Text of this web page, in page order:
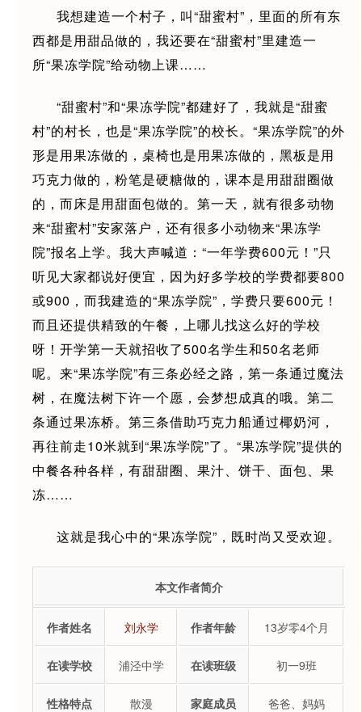
我想建造一个村子，叫“甜蜜村”，里面的所有东
西都是用甜品做的，我还要在“甜蜜村”里建造一
所“果冻学院”给动物上课……
“甜蜜村”和“果冻学院”都建好了，我就是“甜蜜
村”的村长，也是“果冻学院”的校长。“果冻学院”的外
形是用果冻做的，桌椅也是用果冻做的，黑板是用
巧克力做的，粉笔是硬糖做的，课本是用甜甜圈做
的，而床是用甜面包做的。第一天，就有很多动物
来“甜蜜村”安家落户，还有很多小动物来“果冻学
院”报名上学。我大声喊道：“一年学费600元！”只
听见大家都说好便宜，因为好多学校的学费都要800
或900，而我建造的“果冻学院”，学费只要600元！
而且还提供精致的午餐，上哪儿找这么好的学校
呀！开学第一天就招收了500名学生和50名老师
呢。来“果冻学院”有三条必经之路，第一条通过魔法
树，在魔法树下许一个愿，会梦想成真的哦。第二
条通过果冻桥。第三条借助巧克力船通过椰奶河，
再往前走10米就到“果冻学院”了。“果冻学院”提供的
中餐各种各样，有甜甜圈、果汁、饼干、面包、果
冻……
这就是我心中的“果冻学院”，既时尚又受欢迎。
本文作者简介
作者姓名 刘永学 作者年龄 13岁零4个月
在读学校 浦泾中学 在读班级 初一9班
性格特点 散漫 家庭成员 爸爸、妈妈